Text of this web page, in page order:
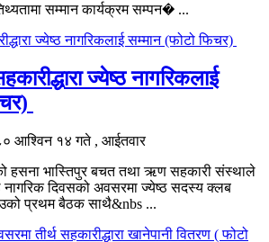
सम्मान कार्यक्रम सम्पन� ...
ज्येष्ठ नागरिकलाई
आश्विन १४ गते , आईतवार
हसना भास्तिपुर बचत तथा ऋण सहकारी संस्थाले
नागरिक दिवसको अवसरमा ज्येष्ठ सदस्य क्लब
प्रथम बैठक साथै&nbs ...